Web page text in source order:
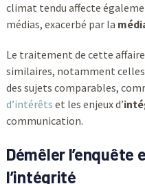
climat tendu affecte
médias, exacerbé par la
Le traitement de cette
similaires, notamment celles
des sujets comparables,
d’intérêts et les enjeux d’
communication.
Démêler l’enquête
l’intégrité